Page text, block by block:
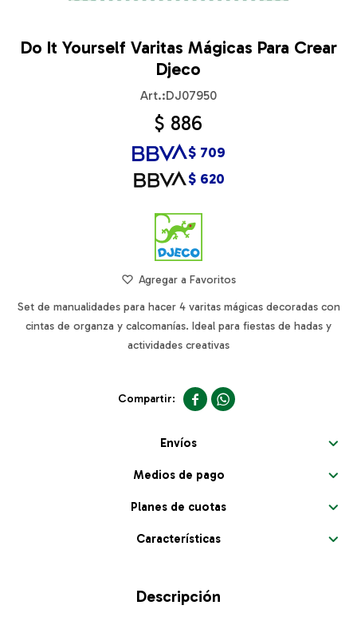
Do It Yourself Varitas Mágicas Para Crear
Djeco
DJ07950
$ 886
$ 620
$ 709
Set de manualidades para hacer 4 varitas mágicas decoradas con
cintas de organza y calcomanías. Ideal para fiestas de hadas y
actividades creativas
 
Envíos
Medios de pago
Planes de cuotas
Características
Descripción